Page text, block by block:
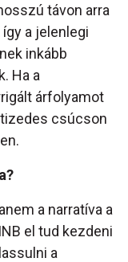
távon arra
a jelenlegi
inkább
Ha a
árfolyamot
csúcson
a narratíva a
el tud kezdeni
a